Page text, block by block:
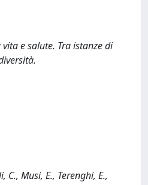
e salute. Tra istanze di
C., Musi, E., Terenghi, E.,